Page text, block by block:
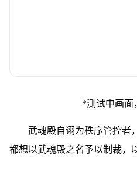
*测试中画面
武魂殿自诩为秩序管控者
都想以武魂殿之名予以制裁，